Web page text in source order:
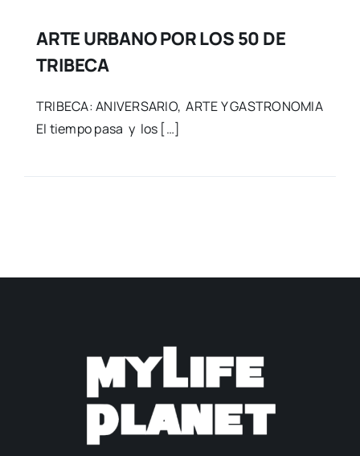
ARTE URBANO POR LOS 50 DE
TRIBECA
TRIBECA: ANIVERSARIO, ARTE Y GASTRONOMIA
El tiempo pasa y los […]